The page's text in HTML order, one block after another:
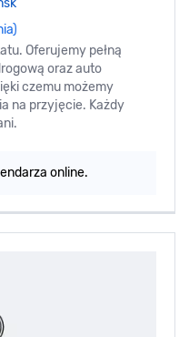
Oferujemy pełną
oraz auto
czemu możemy
na przyjęcie. Każdy
online.